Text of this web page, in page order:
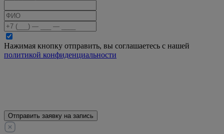
Нажимая кнопку отправить, вы соглашаетесь с нашей
политикой конфиденциальности
Отправить заявку на запись